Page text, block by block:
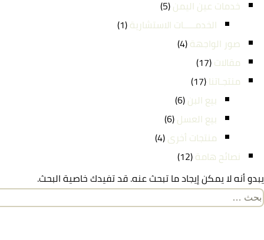
خدمات عين اليمن(5)
الخدمـــــات الاستشارية(1)
صور الواجهة(4)
مقالات(17)
منتجـاتنا (17)
بيع البن(6)
بيع العسل(6)
منتجات أخرى(4)
نصائح هامة(12)
يبدو أنه لا يمكن إيجاد ما تبحث عنه. قد تفيدك خاصية البحث.
البحث